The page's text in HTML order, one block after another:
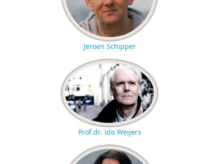
Jeroen Schipper
Prof.dr. Ido Weijers